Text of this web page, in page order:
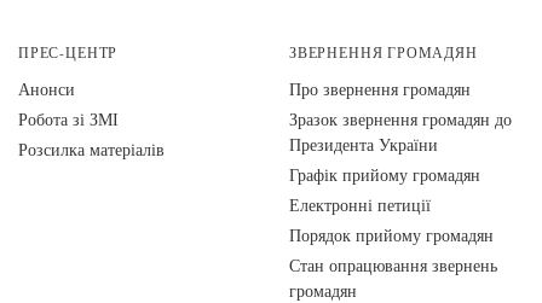
ПРЕС-ЦЕНТР
Анонси
Робота зі ЗМІ
Розсилка матеріалів
ЗВЕРНЕННЯ ГРОМАДЯН
Про звернення громадян
Зразок звернення громадян до
Президента України
Графік прийому громадян
Електронні петиції
Порядок прийому громадян
Стан опрацювання звернень
громадян